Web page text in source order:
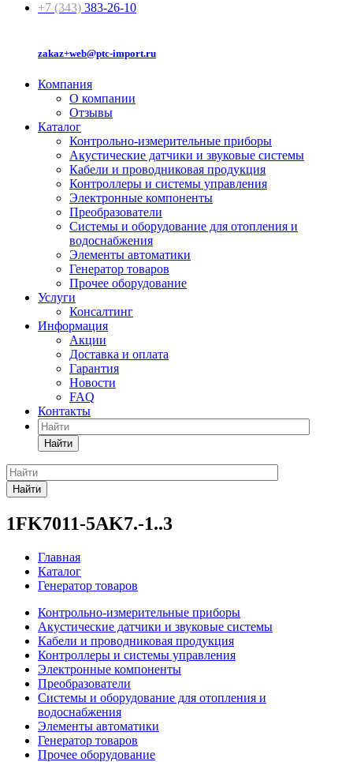
+7 (343) 383-26-10
zakaz+web@ptc-import.ru
Компания
О компании
Отзывы
Каталог
Контрольно-измерительные приборы
Акустические датчики и звуковые системы
Кабели и проводниковая продукция
Контроллеры и системы управления
Электронные компоненты
Преобразователи
Системы и оборудование для отопления и
водоснабжения
Элементы автоматики
Генератор товаров
Прочее оборудование
Услуги
Консалтинг
Информация
Акции
Доставка и оплата
Гарантия
Новости
FAQ
Контакты
Найти
Найти
1FK7011-5AK7.-1..3
Главная
Каталог
Генератор товаров
Контрольно-измерительные приборы
Акустические датчики и звуковые системы
Кабели и проводниковая продукция
Контроллеры и системы управления
Электронные компоненты
Преобразователи
Системы и оборудование для отопления и
водоснабжения
Элементы автоматики
Генератор товаров
Прочее оборудование